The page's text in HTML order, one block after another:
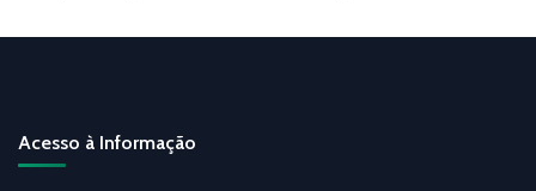
Acesso à Informação